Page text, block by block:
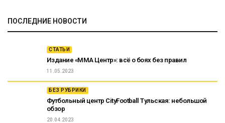
ПОСЛЕДНИЕ НОВОСТИ
СТАТЬИ
Издание «ММА Центр»: всё о боях без правил
11.05.2023
БЕЗ РУБРИКИ
Футбольный центр CityFootball Тульская: небольшой
обзор
20.04.2023